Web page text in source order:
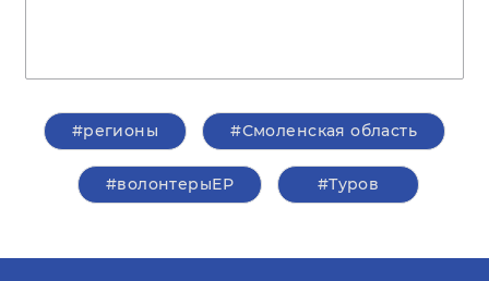
#регионы #Смоленская область
#волонтерыЕР #Туров